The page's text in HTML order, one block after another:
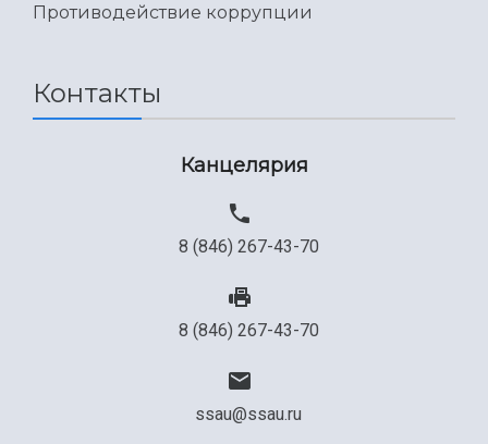
Противодействие коррупции
Контакты
Канцелярия
8 (846) 267-43-70
8 (846) 267-43-70
ssau@ssau.ru